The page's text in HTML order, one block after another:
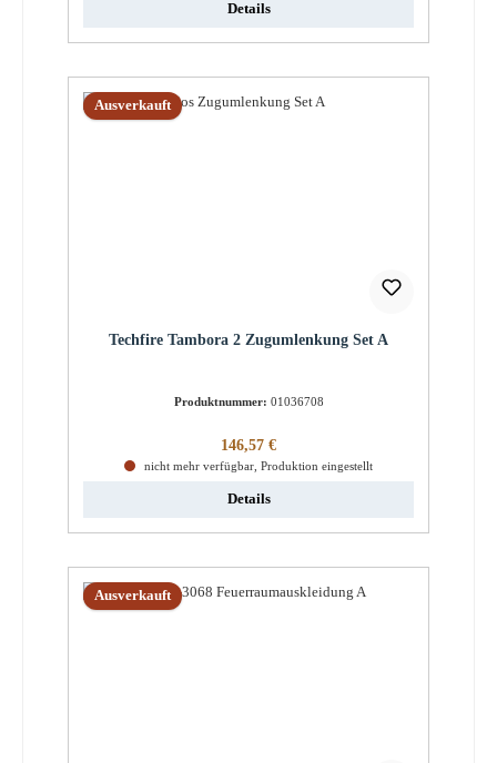
Details
Ausverkauft
Techfire Tambora 2 Zugumlenkung Set A
Produktnummer: 01036708
Regulärer Preis:
146,57 €
nicht mehr verfügbar, Produktion eingestellt
Details
Ausverkauft